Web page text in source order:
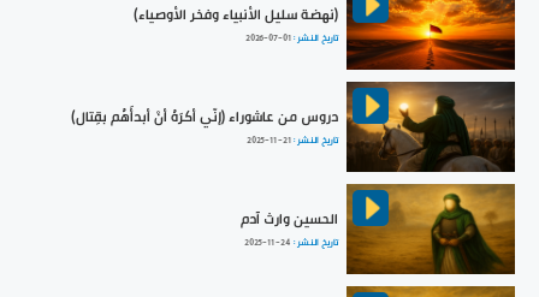
(نهضة سليل الأنبياء وفخر الأوصياء)
تاريخ النشر :2026-07-01
دروس من عاشوراء (إنّي أكرَهُ أنْ أبدأَهُم بقِتال)
تاريخ النشر :2025-11-21
الحسين وارث آدم
تاريخ النشر : 2025-11-24